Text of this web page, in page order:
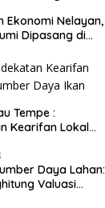
Ekonomi Nelayan,
Dipasang di
Tempe :
Kearifan Lokal
Daya Lahan:
Valuasi